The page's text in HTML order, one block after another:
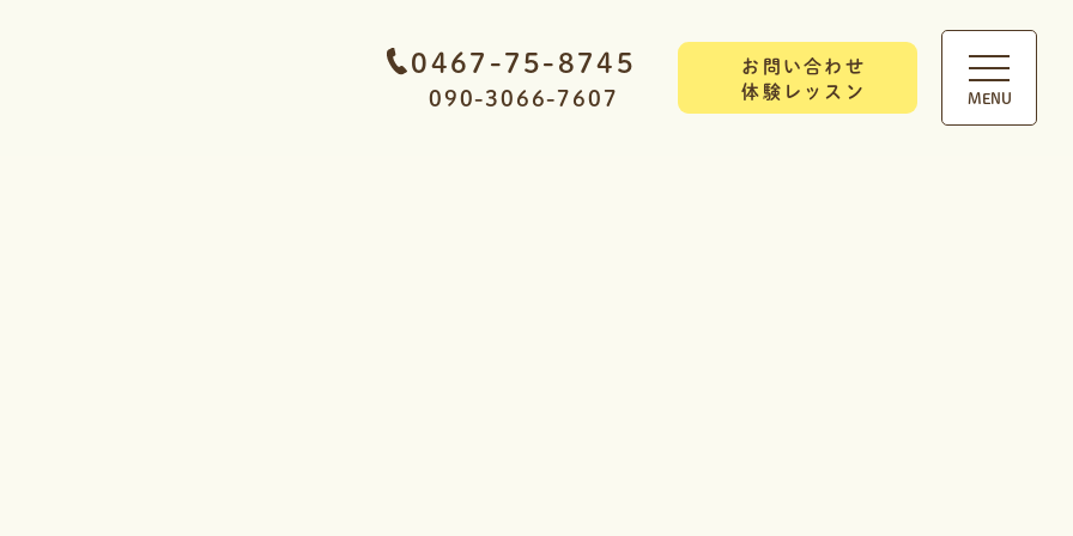
0467-75-8745
090-3066-7607
お問い合わせ
体験レッスン
MENU